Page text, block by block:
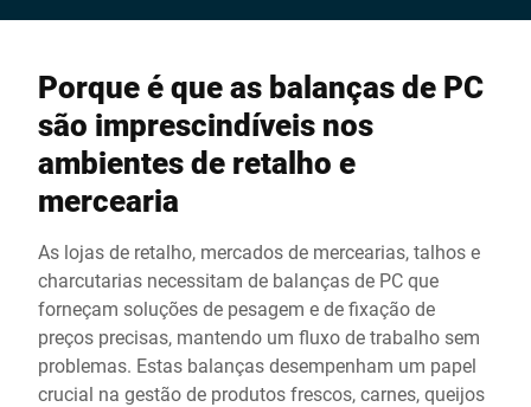
Porque é que as balanças de PC
são imprescindíveis nos
ambientes de retalho e
mercearia
As lojas de retalho, mercados de mercearias, talhos e
charcutarias necessitam de balanças de PC que
forneçam soluções de pesagem e de fixação de
preços precisas, mantendo um fluxo de trabalho sem
problemas. Estas balanças desempenham um papel
crucial na gestão de produtos frescos, carnes, queijos